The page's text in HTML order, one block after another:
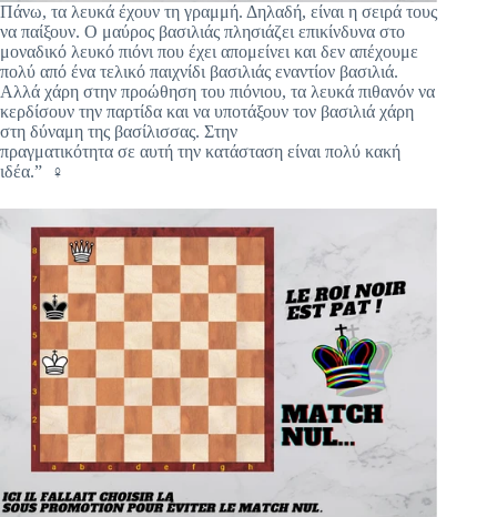
Πάνω, τα λευκά έχουν τη γραμμή. Δηλαδή, είναι η σειρά τους
να παίξουν. Ο μαύρος βασιλιάς πλησιάζει επικίνδυνα στο
μοναδικό λευκό πιόνι που έχει απομείνει και δεν απέχουμε
πολύ από ένα τελικό παιχνίδι βασιλιάς εναντίον βασιλιά.
Αλλά χάρη στην προώθηση του πιόνιου, τα λευκά πιθανόν να
κερδίσουν την παρτίδα και να υποτάξουν τον βασιλιά χάρη
στη δύναμη της βασίλισσας. Στην
πραγματικότητα σε αυτή την κατάσταση είναι πολύ κακή
ιδέα.”
‍♀️